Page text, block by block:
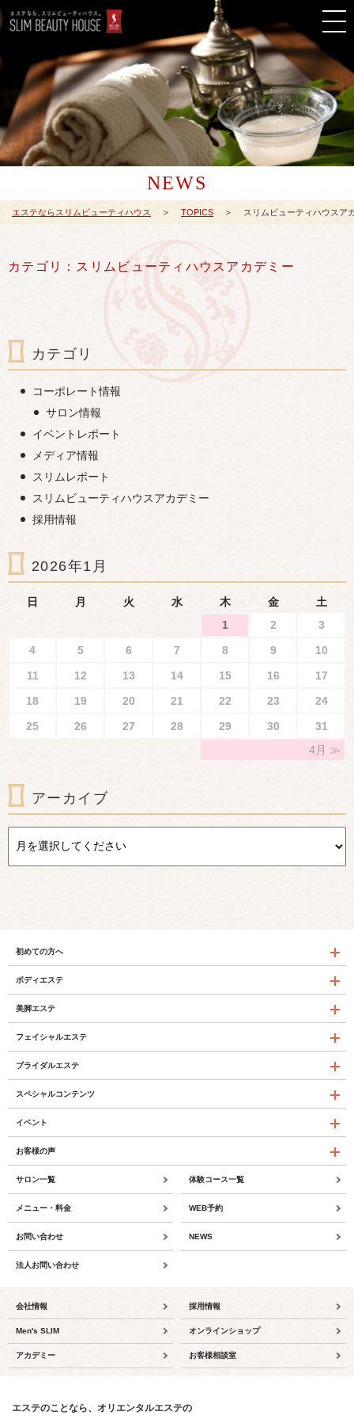
NEWS
エステならスリムビューティハウス TOPICS スリムビューティハウスア
カテゴリ：スリムビューティハウスアカデミー
カテゴリ
コーポレート情報
サロン情報
イベントレポート
メディア情報
スリムレポート
スリムビューティハウスアカデミー
採用情報
2026年1月
日 月 火 水 木 金
土
1
2
3
4
5 6 7 8 9
10
11
12 13 14 15 16
17
18
19 20 21 22 23
24
25
26 27 28 29 30
31
4月
アーカイブ
初めての方へ
ボディエステ
美脚エステ
フェイシャルエステ
ブライダルエステ
スペシャルコンテンツ
イベント
お客様の声
サロン一覧 体験コース一覧
メニュー・料金 WEB予約
お問い合わせ NEWS
法人お問い合わせ
会社情報 採用情報
Men's SLIM オンラインショップ
アカデミー お客様相談室
エステのことなら、オリエンタルエステの